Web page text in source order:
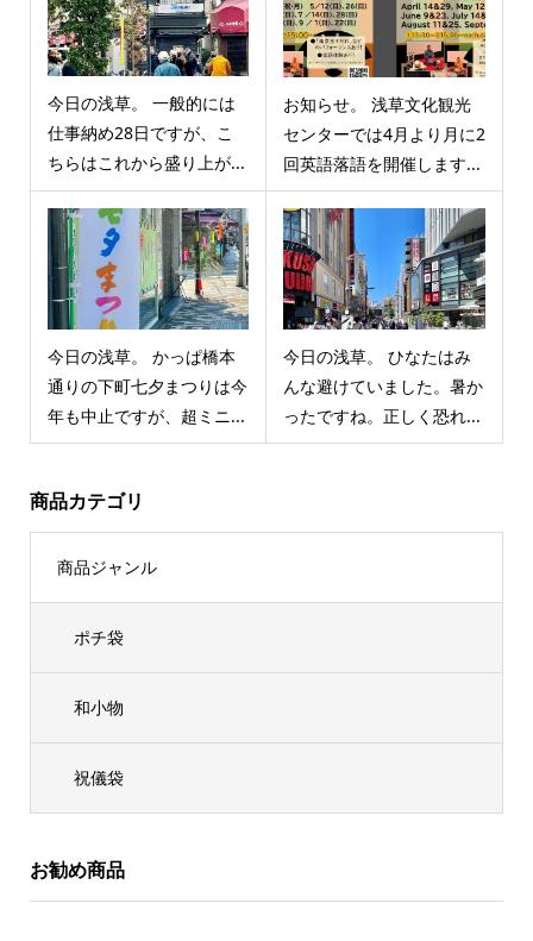
今日の浅草。 一般的には
仕事納め28日ですが、こ
ちらはこれから盛り上が...
お知らせ。 浅草文化観光
センターでは4月より月に2
回英語落語を開催します...
今日の浅草。 かっぱ橋本
通りの下町七夕まつりは今
年も中止ですが、超ミニ...
今日の浅草。 ひなたはみ
んな避けていました。暑か
ったですね。正しく恐れ...
商品カテゴリ
商品ジャンル
ポチ袋
和小物
祝儀袋
お勧め商品